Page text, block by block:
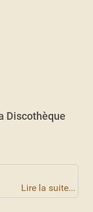
Discothèque
Lire la suite...